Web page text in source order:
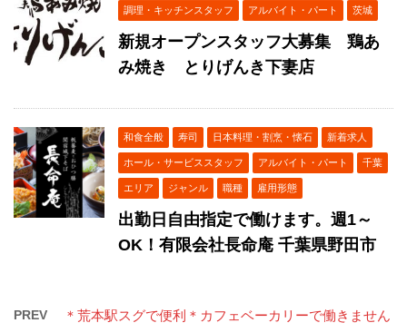
調理・キッチンスタッフ アルバイト・パート 茨城
新規オープンスタッフ大募集 鶏あ
み焼き とりげんき下妻店
和食全般 寿司 日本料理・割烹・懐石 新着求人
ホール・サービススタッフ アルバイト・パート 千葉
エリア ジャンル 職種 雇用形態
出勤日自由指定で働けます。週1～
OK！有限会社長命庵 千葉県野田市
PREV
＊荒本駅スグで便利＊カフェベーカリーで働きません